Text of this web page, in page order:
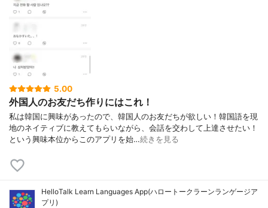
5.00
外国人のお友だち作りにはこれ！
私は韓国に興味があったので、韓国人のお友だちが欲しい！韓国語を現
地のネイティブに教えてもらいながら、会話を交わして上達させたい！
という興味本位からこのアプリを始…続きを見る
HelloTalk Learn Languages App(ハロートークラーンランゲージア
プリ)